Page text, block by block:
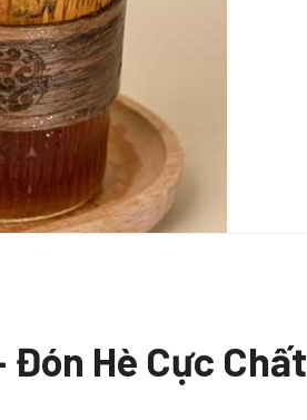
Đón Hè Cực Chất